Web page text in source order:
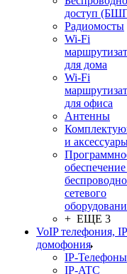
доступ
Радиомосты
Wi-Fi
для дома
Wi-Fi
для офиса
Антенны
и
сетевого
+ ЕЩЕ 3
VoIP телефония, IP
домофония
IP-Телефоны
IP-ATC